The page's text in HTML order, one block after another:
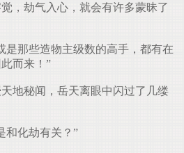
，劫气入心，就会有许多蒙昧了
那些造物主级数的高手，都有在
而来！”
地秘闻，岳天离眼中闪过了几缕
和化劫有关？”